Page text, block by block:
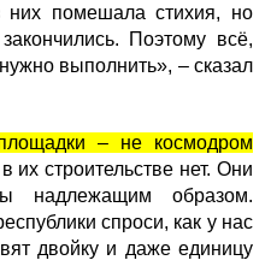
помешала стихия, но
Поэтому всё,
выполнить», – сказал
– не космодром
их строительстве нет. Они
надлежащим образом.
спроси, как у нас
двойку и даже единицу